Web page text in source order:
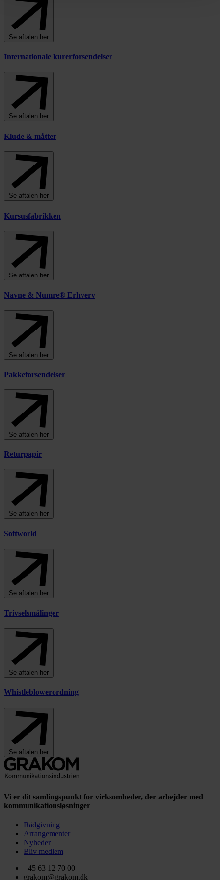
Se aftalen her
Internationale kurerforsendelser
Se aftalen her
Klude & måtter
Se aftalen her
Kursusfabrikken
Se aftalen her
Navne & Numre® Erhverv
Se aftalen her
Pakkeforsendelser
Se aftalen her
Returpapir
Se aftalen her
Softworld
Se aftalen her
Trivselsmålinger
Se aftalen her
Whistleblowerordning
Se aftalen her
Vi er dit samlingspunkt for virksomheder, der arbejder med
kommunikationsløsninger
Rådgivning
Arrangementer
Nyheder
Bliv medlem
+45 63 12 70 00
grakom@grakom.dk